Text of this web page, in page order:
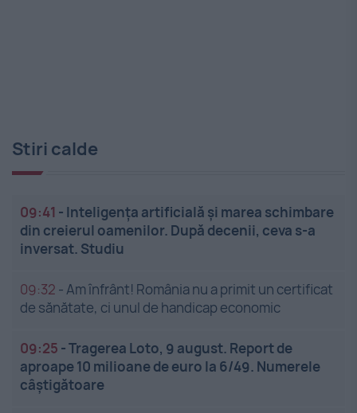
Stiri calde
09:41 - Inteligența artificială și marea schimbare
din creierul oamenilor. După decenii, ceva s-a
inversat. Studiu
09:32 -Am înfrânt! România nu a primit un certificat
de sănătate, ci unul de handicap economic
09:25 -Tragerea Loto, 9 august. Report de
aproape 10 milioane de euro la 6/49. Numerele
câștigătoare